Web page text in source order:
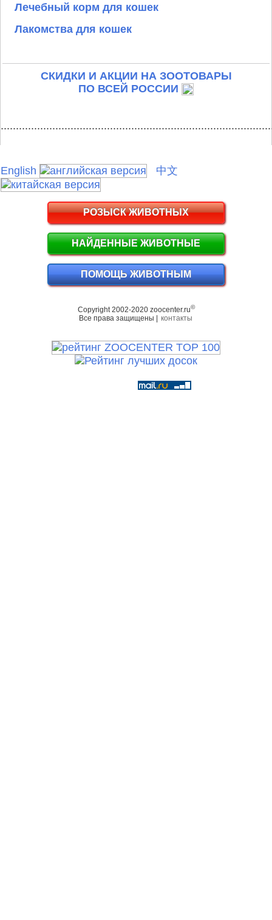
Лечебный корм для кошек
Лакомства для кошек
СКИДКИ И АКЦИИ НА ЗООТОВАРЫ
ПО ВСЕЙ РОССИИ
English 中文
РОЗЫСК ЖИВОТНЫХ
НАЙДЕННЫЕ ЖИВОТНЫЕ
ПОМОЩЬ ЖИВОТНЫМ
Copyright 2002-2020 zoocenter.ru©
Все права защищены | контакты